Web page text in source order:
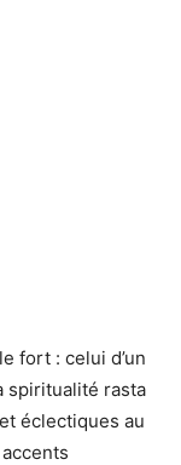
fort : celui d’un
spiritualité rasta
éclectiques au